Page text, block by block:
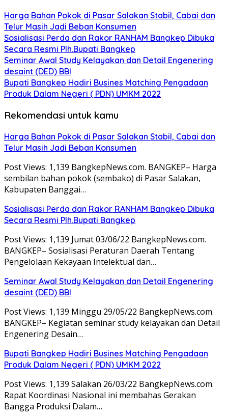
Harga Bahan Pokok di Pasar Salakan Stabil, Cabai dan
Telur Masih Jadi Beban Konsumen
Sosialisasi Perda dan Rakor RANHAM Bangkep Dibuka
Secara Resmi Plh.Bupati Bangkep
Seminar Awal Study Kelayakan dan Detail Engenering
desaint (DED) BBI
Bupati Bangkep Hadiri Busines Matching Pengadaan
Produk Dalam Negeri ( PDN) UMKM 2022
Rekomendasi untuk kamu
Harga Bahan Pokok di Pasar Salakan Stabil, Cabai dan
Telur Masih Jadi Beban Konsumen
Post Views: 1,139 BangkepNews.com. BANGKEP– Harga
sembilan bahan pokok (sembako) di Pasar Salakan,
Kabupaten Banggai…
Sosialisasi Perda dan Rakor RANHAM Bangkep Dibuka
Secara Resmi Plh.Bupati Bangkep
Post Views: 1,139 Jumat 03/06/22 BangkepNews.com.
BANGKEP– Sosialisasi Peraturan Daerah Tentang
Pengelolaan Kekayaan Intelektual dan…
Seminar Awal Study Kelayakan dan Detail Engenering
desaint (DED) BBI
Post Views: 1,139 Minggu 29/05/22 BangkepNews.com.
BANGKEP– Kegiatan seminar study kelayakan dan Detail
Engenering Desain…
Bupati Bangkep Hadiri Busines Matching Pengadaan
Produk Dalam Negeri ( PDN) UMKM 2022
Post Views: 1,139 Salakan 26/03/22 BangkepNews.com.
Rapat Koordinasi Nasional ini membahas Gerakan
Bangga Produksi Dalam…